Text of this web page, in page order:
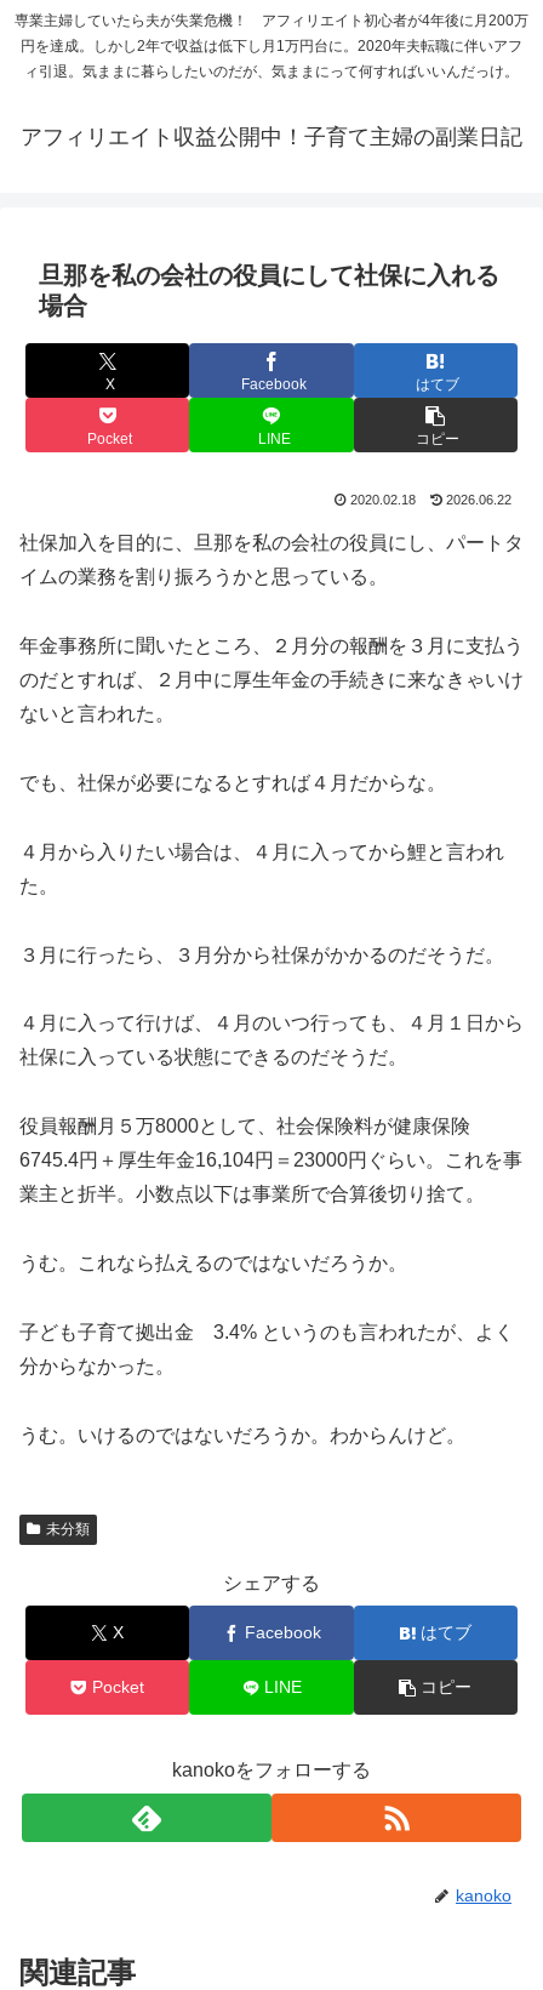
専業主婦していたら夫が失業危機！ アフィリエイト初心者が4年後に月200万
円を達成。しかし2年で収益は低下し月1万円台に。2020年夫転職に伴いアフ
ィ引退。気ままに暮らしたいのだが、気ままにって何すればいいんだっけ。
アフィリエイト収益公開中！子育て主婦の副業日記
旦那を私の会社の役員にして社保に入れる
場合
X Facebook はてブ
Pocket LINE コピー
2020.02.18 2026.06.22
社保加入を目的に、旦那を私の会社の役員にし、パートタ
イムの業務を割り振ろうかと思っている。
年金事務所に聞いたところ、２月分の報酬を３月に支払う
のだとすれば、２月中に厚生年金の手続きに来なきゃいけ
ないと言われた。
でも、社保が必要になるとすれば４月だからな。
４月から入りたい場合は、４月に入ってから鯉と言われ
た。
３月に行ったら、３月分から社保がかかるのだそうだ。
４月に入って行けば、４月のいつ行っても、４月１日から
社保に入っている状態にできるのだそうだ。
役員報酬月５万8000として、社会保険料が健康保険
6745.4円＋厚生年金16,104円＝23000円ぐらい。これを事
業主と折半。小数点以下は事業所で合算後切り捨て。
うむ。これなら払えるのではないだろうか。
子ども子育て拠出金 3.4% というのも言われたが、よく
分からなかった。
うむ。いけるのではないだろうか。わからんけど。
未分類
シェアする
X Facebook はてブ
Pocket LINE コピー
kanokoをフォローする
kanoko
関連記事